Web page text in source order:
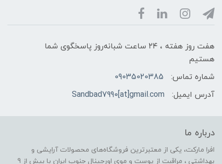
هفت روز هفته ، ۲۴ ساعت شبانه‌روز پاسخگوی شما
هستیم
شماره تماس:
09035020385
آدرس ایمیل:
Sandbad7990[at]gmail.com
درباره ما
افرا مارکت، یکی از معتبرترین فروشگاه‌های محصولات آرایشی و
بهداشتی ، مراقبت از پوست و موی اورجینال جنوب ایران با بیش از 9